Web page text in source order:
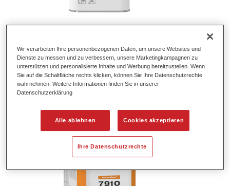
Permafleet® Industrie Reinigungsmittel
7910
Artikelnummer 35079100
Materialnummer
Wir verarbeiten Ihre personenbezogenen Daten, um unsere Websites und
Dienste zu messen und zu verbessern, unsere Marketingkampagnen zu
unterstützen und personalisierte Inhalte und Werbung bereitzustellen. Wenn
Sie auf die Schaltfläche rechts klicken, können Sie Ihre Datenschutzrechte
wahrnehmen. Weitere Informationen finden Sie in unserer
Datenschutzerklärung
Alle ablehnen Cookies akzeptieren
Ihre Datenschutzrechte